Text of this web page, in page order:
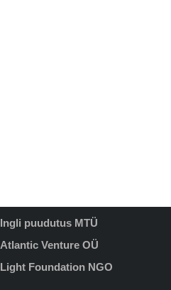
Ingli puudutus MTÜ
Atlantic Venture OÜ
Light Foundation NGO